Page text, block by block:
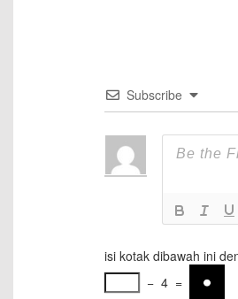
Subscribe
isi kotak dibawah ini
− 4 =